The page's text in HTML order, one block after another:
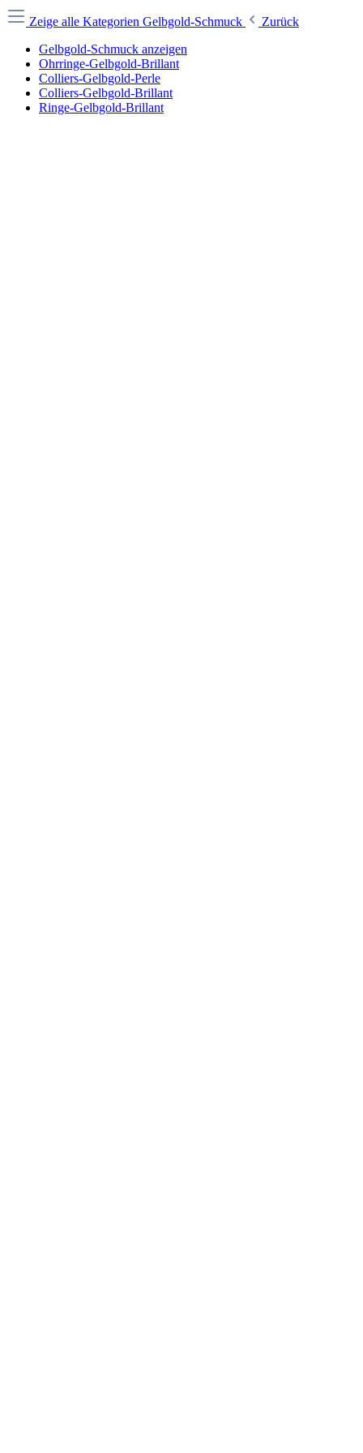
Zeige alle Kategorien Gelbgold-Schmuck
Zurück
Gelbgold-Schmuck anzeigen
Ohrringe-Gelbgold-Brillant
Colliers-Gelbgold-Perle
Colliers-Gelbgold-Brillant
Ringe-Gelbgold-Brillant